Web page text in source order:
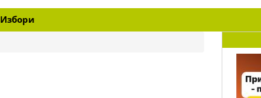
Избори